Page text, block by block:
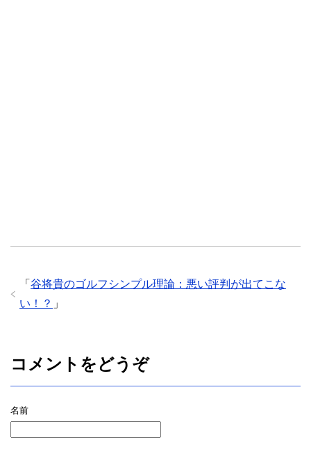
「 谷将貴のゴルフシンプル理論：悪い評判が出てこな
い！？ 」
コメントをどうぞ
名前